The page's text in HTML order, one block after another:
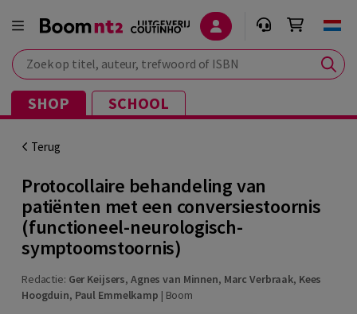
Zoek op titel, auteur, trefwoord of ISBN
SHOP SCHOOL
Terug
Protocollaire behandeling van
patiënten met een conversiestoornis
(functioneel-neurologisch-
symptoomstoornis)
Redactie: Ger Keijsers, Agnes van Minnen, Marc Verbraak, Kees
Hoogduin, Paul Emmelkamp | Boom